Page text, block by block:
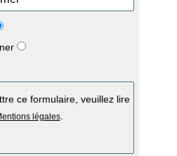
ce formulaire, veuillez lire
légales.